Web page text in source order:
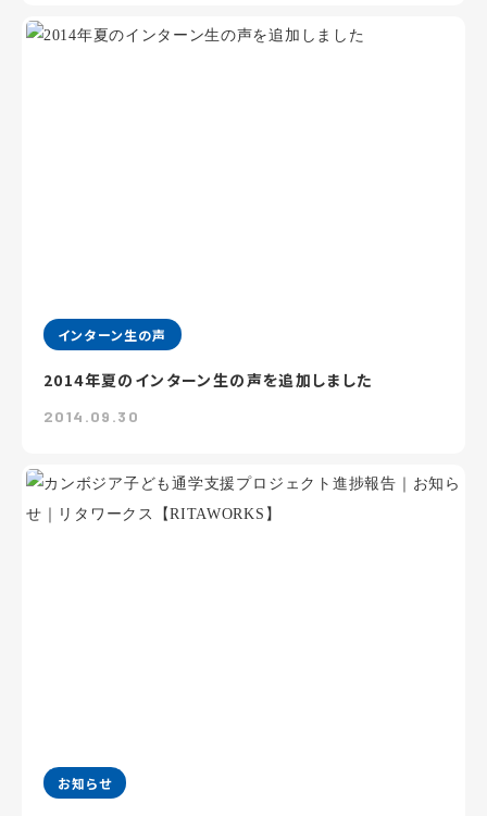
インターン生の声
2014年夏のインターン生の声を追加しました
2014.09.30
お知らせ